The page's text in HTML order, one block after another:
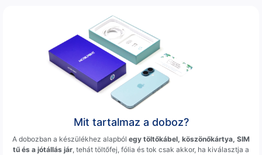
Mit tartalmaz a doboz?
A dobozban a készülékhez alapból egy töltőkábel, köszönőkártya, SIM
tű és a jótállás jár, tehát töltőfej, fólia és tok csak akkor, ha kiválasztja a